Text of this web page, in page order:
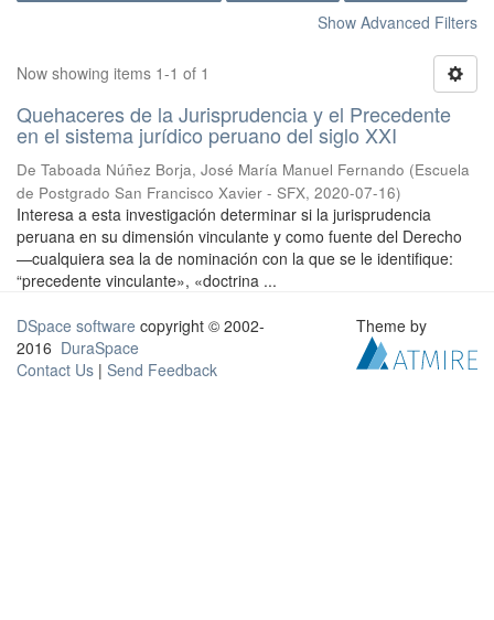
Show Advanced Filters
Now showing items 1-1 of 1
Quehaceres de la Jurisprudencia y el Precedente
en el sistema jurídico peruano del siglo XXI
De Taboada Núñez Borja, José María Manuel Fernando (Escuela
de Postgrado San Francisco Xavier - SFX, 2020-07-16)
Interesa a esta investigación determinar si la jurisprudencia
peruana en su dimensión vinculante y como fuente del Derecho
—cualquiera sea la de nominación con la que se le identifique:
“precedente vinculante», «doctrina ...
DSpace software copyright © 2002-
2016 DuraSpace
Contact Us | Send Feedback
Theme by